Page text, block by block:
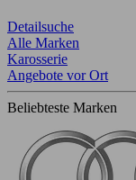
Detailsuche
Alle Marken
Karosserie
Angebote vor Ort
Beliebteste Marken